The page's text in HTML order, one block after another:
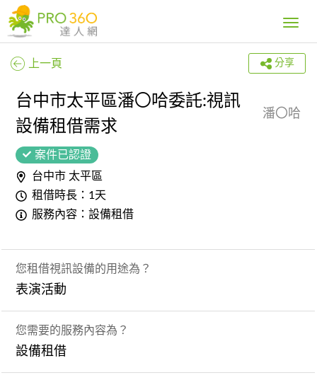
Toggle
上一頁 分享
台中市太平區潘〇哈委託:視訊
設備租借需求
潘〇哈
案件已認證
台中市 太平區
租借時長：1天
服務內容：設備租借
您租借視訊設備的用途為？
表演活動
您需要的服務內容為？
設備租借